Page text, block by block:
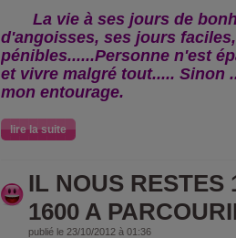
La vie à ses jours de
d'angoisses, ses jours
pénibles......Personne n'est
et vivre malgré tout..... Sinon
mon entourage.
lire la suite
IL NOUS RESTES
1600 A
publié le 23/10/2012 à 01:36